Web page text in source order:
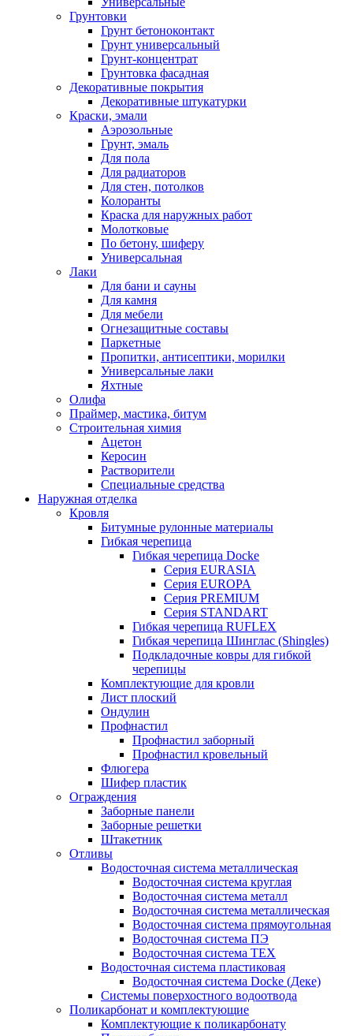
Грунтовки
Грунт бетоноконтакт
Грунт универсальный
Грунт-концентрат
Грунтовка фасадная
Декоративные покрытия
Декоративные штукатурки
Краски, эмали
Аэрозольные
Грунт, эмаль
Для пола
Для радиаторов
Для стен, потолков
Колоранты
Краска для наружных работ
Молотковые
По бетону, шиферу
Универсальная
Лаки
Для бани и сауны
Для камня
Для мебели
Огнезащитные составы
Паркетные
Пропитки, антисептики, морилки
Универсальные лаки
Яхтные
Олифа
Праймер, мастика, битум
Строительная химия
Ацетон
Керосин
Растворители
Специальные средства
Наружная отделка
Кровля
Битумные рулонные материалы
Гибкая черепица
Гибкая черепица Docke
Серия EURASIA
Серия EUROPA
Серия PREMIUM
Серия STANDART
Гибкая черепица RUFLEX
Гибкая черепица Шинглас (Shingles)
Подкладочные ковры для гибкой
черепицы
Комплектующие для кровли
Лист плоский
Ондулин
Профнастил
Профнастил заборный
Профнастил кровельный
Флюгера
Шифер пластик
Ограждения
Заборные панели
Заборные решетки
Штакетник
Отливы
Водосточная система металлическая
Водосточная система круглая
Водосточная система металл
Водосточная система металлическая
Водосточная система прямоугольная
Водосточная система ПЭ
Водосточная система ТЕХ
Водосточная система пластиковая
Водосточная система Docke (Деке)
Системы поверхостного водоотвода
Поликарбонат и комплектующие
Комплектующие к поликарбонату